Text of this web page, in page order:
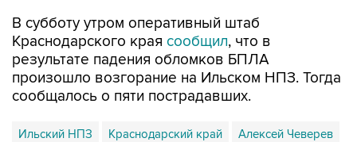
В субботу утром оперативный штаб
Краснодарского края сообщил, что в
результате падения обломков БПЛА
произошло возгорание на Ильском НПЗ. Тогда
сообщалось о пяти пострадавших.
Ильский НПЗ Краснодарский край Алексей Чеверев